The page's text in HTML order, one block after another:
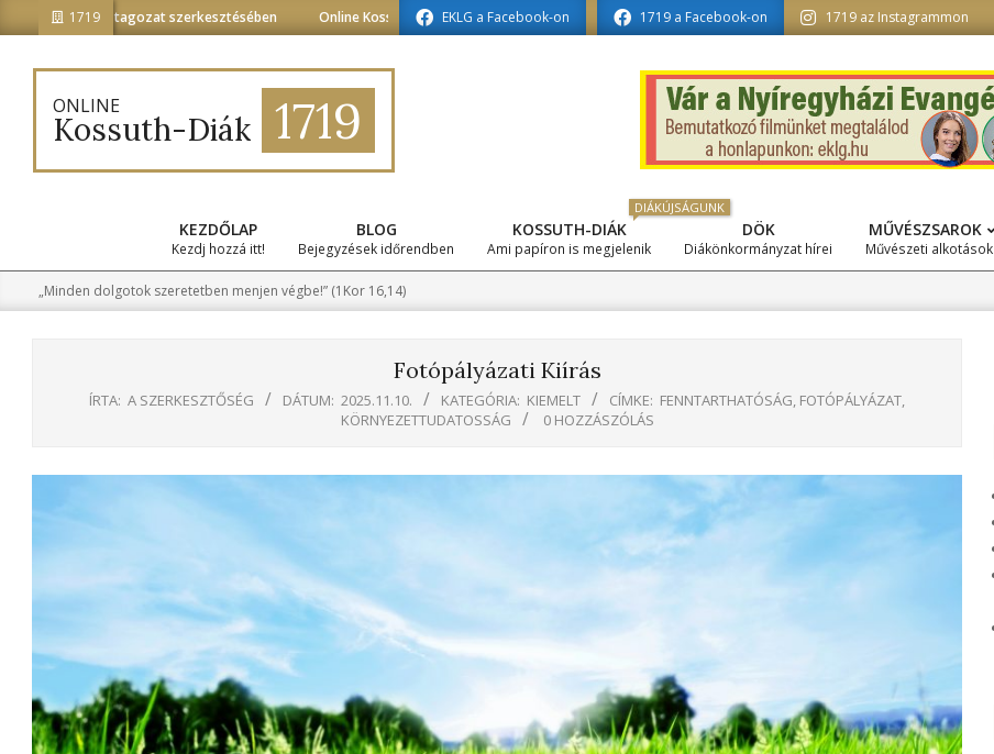
to
content
1719
tagozat szerkesztésében Online Kossuth-Diák a médiainformatika tagozat szerkesztésében
EKLG a Facebook-on 1719 a Facebook-on 1719 az Instagrammon
ONLINE
Kossuth-Diák 1719
Primary
Navigation
KEZDŐLAP
Kezdj hozzá itt!
BLOG
Bejegyzések időrendben
KOSSUTH-DIÁK
DIÁKÚJSÁGUNK
Ami papíron is megjelenik
DÖK
Diákönkormányzat hírei
MŰVÉSZSAROK
Művészeti alkotások
„Minden dolgotok szeretetben menjen végbe!” (1Kor 16,14)
Fotópályázati Kiírás
ÍRTA: A SZERKESZTŐSÉG DÁTUM: 2025.11.10. KATEGÓRIA: KIEMELT CÍMKE: FENNTARTHATÓSÁG, FOTÓPÁLYÁZAT,
KÖRNYEZETTUDATOSSÁG
0 HOZZÁSZÓLÁS